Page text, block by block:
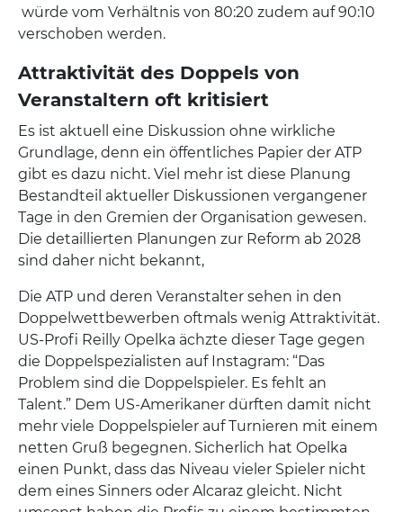
würde vom Verhältnis von 80:20 zudem auf 90:10
verschoben werden.
Attraktivität des Doppels von
Veranstaltern oft kritisiert
Es ist aktuell eine Diskussion ohne wirkliche
Grundlage, denn ein öffentliches Papier der ATP
gibt es dazu nicht. Viel mehr ist diese Planung
Bestandteil aktueller Diskussionen vergangener
Tage in den Gremien der Organisation gewesen.
Die detaillierten Planungen zur Reform ab 2028
sind daher nicht bekannt,
Die ATP und deren Veranstalter sehen in den
Doppelwettbewerben oftmals wenig Attraktivität.
US-Profi Reilly Opelka ächzte dieser Tage gegen
die Doppelspezialisten auf Instagram: “Das
Problem sind die Doppelspieler. Es fehlt an
Talent.” Dem US-Amerikaner dürften damit nicht
mehr viele Doppelspieler auf Turnieren mit einem
netten Gruß begegnen. Sicherlich hat Opelka
einen Punkt, dass das Niveau vieler Spieler nicht
dem eines Sinners oder Alcaraz gleicht. Nicht